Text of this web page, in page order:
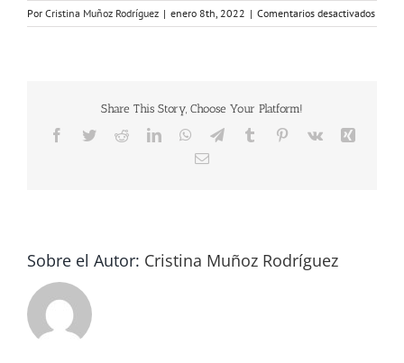
Por Cristina Muñoz Rodríguez | enero 8th, 2022 | Comentarios desactivadosen
Share This Story, Choose Your Platform!
Facebook
TwitterRedditLinkedInWhatsApp
TelegramTumblr Pinterest
Vk
Correo
Sobre el Autor: Cristina Muñoz Rodríguez